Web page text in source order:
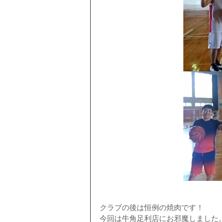
クラブの後は恒例の焼肉です！
今回は牛角足利店にお邪魔しました